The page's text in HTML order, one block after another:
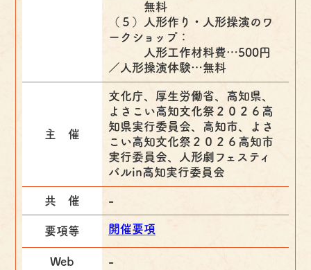
無料
（５）人形作り・人形操演のワ
ークショップ：
人形工作材料費…500円
／人形操演体験…無料
主 催
文化庁、厚生労働省、高知県、
よさこい高知文化祭２０２６高
知県実行委員会、高知市、よさ
こい高知文化祭２０２６高知市
実行委員会、人形劇フェスティ
バルin高知実行委員会
共 催 -
要項等 開催要項
Web -